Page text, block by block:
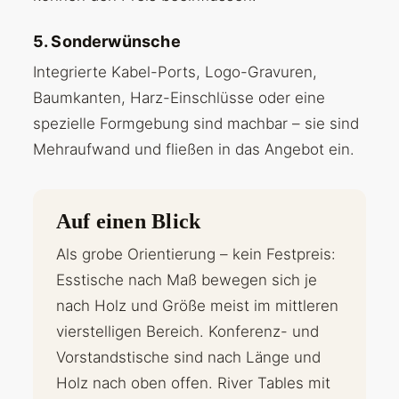
5. Sonderwünsche
Integrierte Kabel-Ports, Logo-Gravuren,
Baumkanten, Harz-Einschlüsse oder eine
spezielle Formgebung sind machbar – sie sind
Mehraufwand und fließen in das Angebot ein.
Auf einen Blick
Als grobe Orientierung – kein Festpreis:
Esstische nach Maß bewegen sich je
nach Holz und Größe meist im mittleren
vierstelligen Bereich. Konferenz- und
Vorstandstische sind nach Länge und
Holz nach oben offen. River Tables mit